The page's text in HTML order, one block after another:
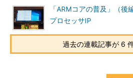
「ARMコアの普及」（
プロセッサIP
過去の連載記事が 6